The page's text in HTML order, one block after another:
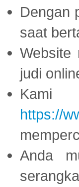
Dengan
saat
Website
judi
https://
Anda